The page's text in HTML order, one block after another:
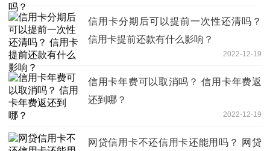
信用卡分期后可以提前一次性还清吗？
信用卡提前还款有什么影响？
2022-12-19
信用卡年费可以取消吗？ 信用卡年费返
还到哪？
2022-12-19
网贷信用卡不还信用卡还能用吗？ 网贷